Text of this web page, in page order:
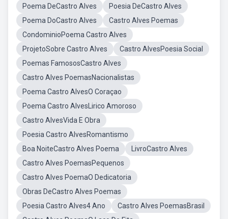
Poema DeCastro Alves
Poesia DeCastro Alves
Poema DoCastro Alves
Castro Alves Poemas
CondominioPoema Castro Alves
ProjetoSobre Castro Alves
Castro AlvesPoesia Social
Poemas FamososCastro Alves
Castro Alves PoemasNacionalistas
Poema Castro AlvesO Coraçao
Poema Castro AlvesLirico Amoroso
Castro AlvesVida E Obra
Poesia Castro AlvesRomantismo
Boa NoiteCastro Alves Poema
LivroCastro Alves
Castro Alves PoemasPequenos
Castro Alves PoemaO Dedicatoria
Obras DeCastro Alves Poemas
Poesia Castro Alves4 Ano
Castro Alves PoemasBrasil